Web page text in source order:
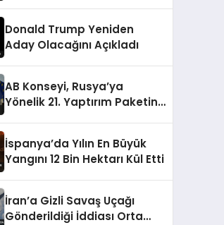
Donald Trump Yeniden
Aday Olacağını Açıkladı
AB Konseyi, Rusya’ya
Yönelik 21. Yaptırım Paketini
İspanya’da Yılın En Büyük
Yangını 12 Bin Hektarı Kül Etti
İran’a Gizli Savaş Uçağı
Gönderildiği İddiası Orta